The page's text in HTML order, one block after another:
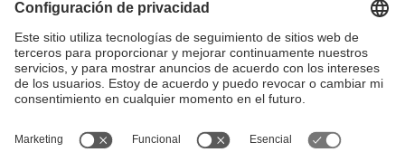
Editad en la página "Contacto personalizado", que
encontraréis en la raíz de español, vuestros datos
personalizados de contacto.
Formulario de contacto